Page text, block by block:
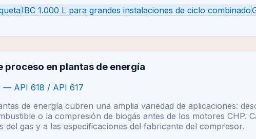
IBC 1.000 L para grandes instalaciones de ciclo combinado
en plantas de energía
— API 618 / API 617
de energía cubren una amplia variedad de aplicaciones:
o la compresión de biogás antes de los motores CHP.
del gas y a las especificaciones del fabricante del compresor.